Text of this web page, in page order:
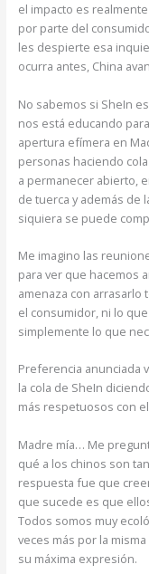
el impacto es
por parte del
les despierte esa
ocurra antes, China
No sabemos si SheIn
nos está educando
apertura efímera en
personas haciendo
a permanecer abierto,
de tuerca y además de
siquiera se puede
Me imagino las
para ver que hacemos
amenaza con arrasarlo
el consumidor, ni lo
simplemente lo que
Preferencia anunciada
la cola de SheIn
más respetuosos con
Madre mía… Me
qué a los chinos son
respuesta fue que
que sucede es que
Todos somos muy
veces más por la
su máxima expresión.